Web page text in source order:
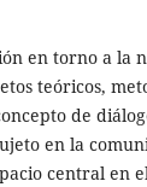
en torno a la
teóricos,
de
en la
central en